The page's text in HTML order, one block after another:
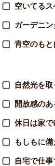
空いてる
ガーデニ
青空のも
自然光を
開放感の
休日は家
もしもに
自宅で仕